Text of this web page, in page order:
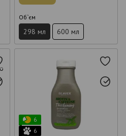
Об`єм
298 мл 600 мл
6
6